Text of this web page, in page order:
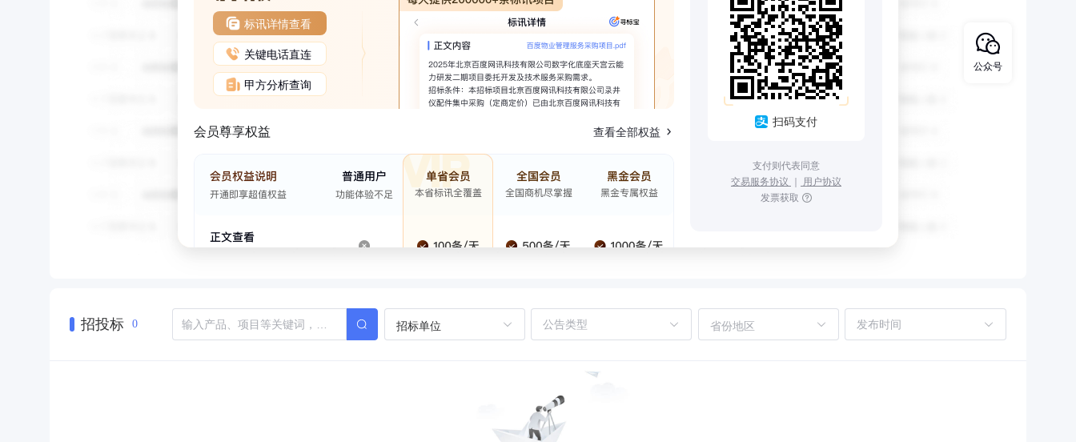
标讯详情查看
关键电话直连
甲方分析查询
会员尊享权益 查看全部权益
扫码支付
支付则代表同意
交易服务协议 ｜ 用户协议
发票获取
招投标 0 招标单位 省份地区
公众号